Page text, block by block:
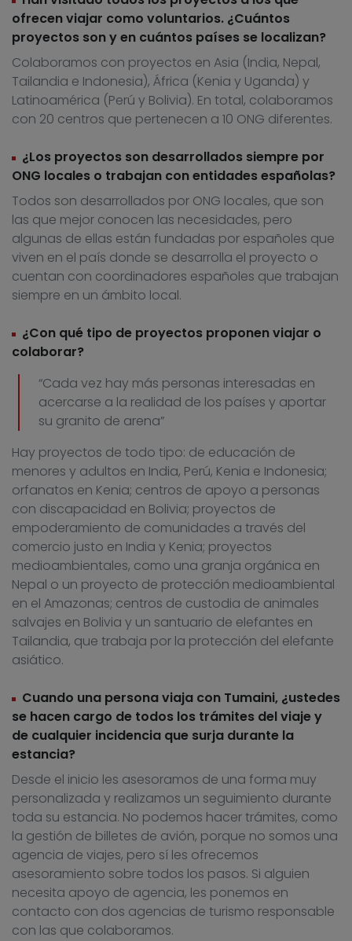
ofrecen viajar como voluntarios. ¿Cuántos
proyectos son y en cuántos países se localizan?
Colaboramos con proyectos en Asia (India, Nepal,
Tailandia e Indonesia), África (Kenia y Uganda) y
Latinoamérica (Perú y Bolivia). En total, colaboramos
con 20 centros que pertenecen a 10 ONG diferentes.
¿Los proyectos son desarrollados siempre por
ONG locales o trabajan con entidades españolas?
Todos son desarrollados por ONG locales, que son
las que mejor conocen las necesidades, pero
algunas de ellas están fundadas por españoles que
viven en el país donde se desarrolla el proyecto o
cuentan con coordinadores españoles que trabajan
siempre en un ámbito local.
¿Con qué tipo de proyectos proponen viajar o
colaborar?
“Cada vez hay más personas interesadas en
acercarse a la realidad de los países y aportar
su granito de arena”
Hay proyectos de todo tipo: de educación de
menores y adultos en India, Perú, Kenia e Indonesia;
orfanatos en Kenia; centros de apoyo a personas
con discapacidad en Bolivia; proyectos de
empoderamiento de comunidades a través del
comercio justo en India y Kenia; proyectos
medioambientales, como una granja orgánica en
Nepal o un proyecto de protección medioambiental
en el Amazonas; centros de custodia de animales
salvajes en Bolivia y un santuario de elefantes en
Tailandia, que trabaja por la protección del elefante
asiático.
Cuando una persona viaja con Tumaini, ¿ustedes
se hacen cargo de todos los trámites del viaje y
de cualquier incidencia que surja durante la
estancia?
Desde el inicio les asesoramos de una forma muy
personalizada y realizamos un seguimiento durante
toda su estancia. No podemos hacer trámites, como
la gestión de billetes de avión, porque no somos una
agencia de viajes, pero sí les ofrecemos
asesoramiento sobre todos los pasos. Si alguien
necesita apoyo de agencia, les ponemos en
contacto con dos agencias de turismo responsable
con las que colaboramos.